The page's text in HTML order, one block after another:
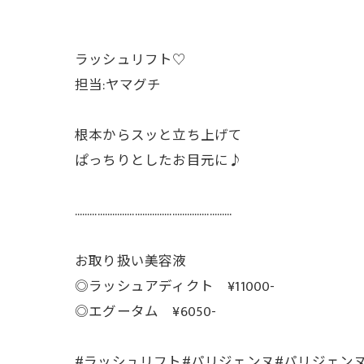
ラッシュリフト♡
担当:ヤマグチ
根本からスッと立ち上げて
ぱっちりとしたお目元に♪
………………………………………………………
お取り扱い美容液
◎ラッシュアディクト ¥11000-
◎エグータム ¥6050-